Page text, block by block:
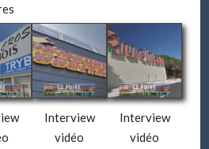
Interview
vidéo
Interview
vidéo